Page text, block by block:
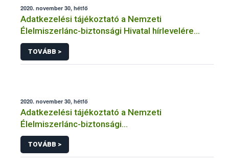
2020. november 30, hétfő
Adatkezelési tájékoztató a Nemzeti
Élelmiszerlánc-biztonsági Hivatal hírlevelére
történő regisztrációhoz kapcsolódó
adatkezelések vonatkozásában
TOVÁBB >
2020. november 30, hétfő
Adatkezelési tájékoztató a Nemzeti
Élelmiszerlánc-biztonsági
Hivatal tevékenységéhez kötődő érintetti jogok
gyakorlásával összefüggő adatkezeléseihez
TOVÁBB >